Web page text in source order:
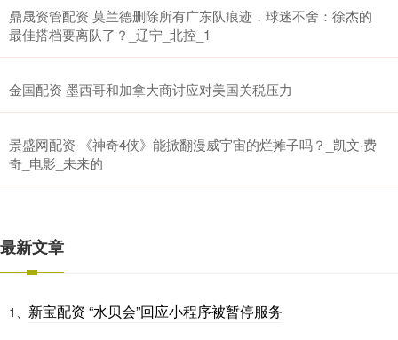
鼎晟资管配资 莫兰德删除所有广东队痕迹，球迷不舍：徐杰的
最佳搭档要离队了？_辽宁_北控_1
金国配资 墨西哥和加拿大商讨应对美国关税压力
景盛网配资 《神奇4侠》能掀翻漫威宇宙的烂摊子吗？_凯文·费
奇_电影_未来的
最新文章
1、 新宝配资 “水贝会”回应小程序被暂停服务